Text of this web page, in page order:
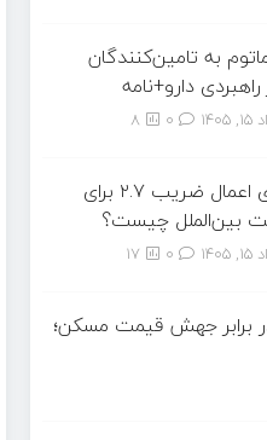
به تامین‌کنندگان
دارو+نامه
8
ماجرای اعمال ضریب ۲.۷ برای
بین‌الملل چیست؟
17
برابر جهش قیمت مسکن؛